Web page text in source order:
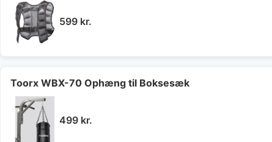
599 kr.
Toorx WBX-70 Ophæng til Boksesæk
499 kr.